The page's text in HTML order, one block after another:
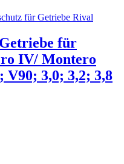
für
IV/ Montero
V90; 3,0; 3,2; 3,8